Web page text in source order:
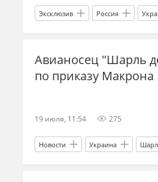
Эксклюзив Россия
Вооруженные силы Украины
Авианосец "Шарль
по приказу Макрона
19 июля, 11:54 275
Новости Украина
Эммануэль Макрон